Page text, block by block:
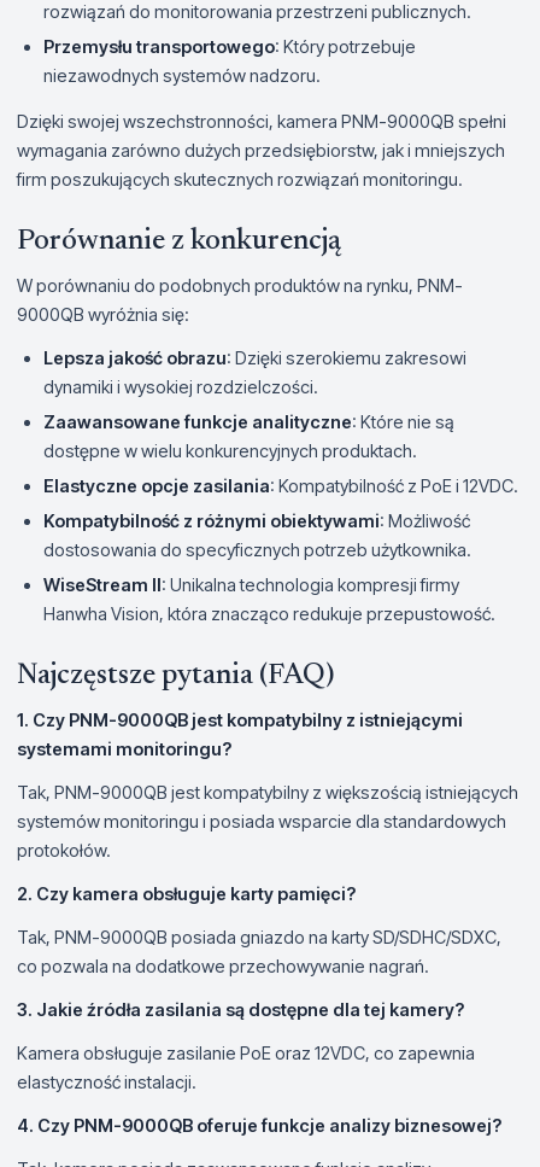
rozwiązań do monitorowania przestrzeni publicznych.
Przemysłu transportowego: Który potrzebuje
niezawodnych systemów nadzoru.
Dzięki swojej wszechstronności, kamera PNM-9000QB spełni
wymagania zarówno dużych przedsiębiorstw, jak i mniejszych
firm poszukujących skutecznych rozwiązań monitoringu.
Porównanie z konkurencją
W porównaniu do podobnych produktów na rynku, PNM-
9000QB wyróżnia się:
Lepsza jakość obrazu: Dzięki szerokiemu zakresowi
dynamiki i wysokiej rozdzielczości.
Zaawansowane funkcje analityczne: Które nie są
dostępne w wielu konkurencyjnych produktach.
Elastyczne opcje zasilania: Kompatybilność z PoE i 12VDC.
Kompatybilność z różnymi obiektywami: Możliwość
dostosowania do specyficznych potrzeb użytkownika.
WiseStream II: Unikalna technologia kompresji firmy
Hanwha Vision, która znacząco redukuje przepustowość.
Najczęstsze pytania (FAQ)
1. Czy PNM-9000QB jest kompatybilny z istniejącymi
systemami monitoringu?
Tak, PNM-9000QB jest kompatybilny z większością istniejących
systemów monitoringu i posiada wsparcie dla standardowych
protokołów.
2. Czy kamera obsługuje karty pamięci?
Tak, PNM-9000QB posiada gniazdo na karty SD/SDHC/SDXC,
co pozwala na dodatkowe przechowywanie nagrań.
3. Jakie źródła zasilania są dostępne dla tej kamery?
Kamera obsługuje zasilanie PoE oraz 12VDC, co zapewnia
elastyczność instalacji.
4. Czy PNM-9000QB oferuje funkcje analizy biznesowej?